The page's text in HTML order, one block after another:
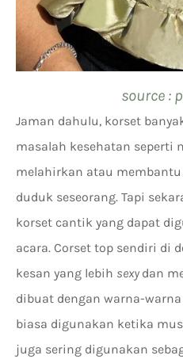
source :
Jaman dahulu, korset
masalah kesehatan seperti
melahirkan atau
duduk seseorang. Tapi
korset cantik yang dapat
acara. Corset top sendiri di
kesan yang lebih sexy dan
dibuat dengan warna-
biasa digunakan ketika
juga sering digunakan